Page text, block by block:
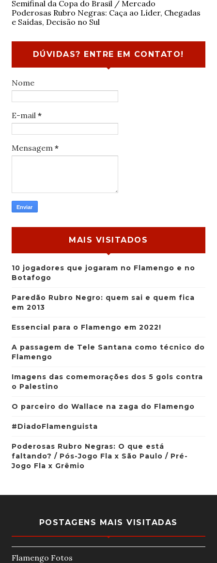
Semifinal da Copa do Brasil / Mercado
Poderosas Rubro Negras: Caça ao Líder, Chegadas
e Saídas, Decisão no Sul
DÚVIDAS? ENTRE EM CONTATO!
Nome
E-mail *
Mensagem *
MAIS VISITADOS
10 jogadores que jogaram no Flamengo e no
Botafogo
Paredão Rubro Negro: quem sai e quem fica
em 2013
Essencial para o Flamengo em 2022!
A passagem de Tele Santana como técnico do
Flamengo
Imagens das comemorações dos 5 gols contra
o Palestino
O parceiro do Wallace na zaga do Flamengo
#DiadoFlamenguista
Poderosas Rubro Negras: O que está
faltando? / Pós-Jogo Fla x São Paulo / Pré-
Jogo Fla x Grêmio
POSTAGENS MAIS VISITADAS
Flamengo Fotos